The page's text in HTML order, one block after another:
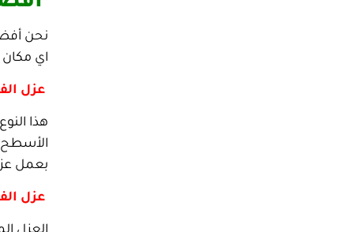
نحن
اي مكان
عزل
هذا
الأسطح
بعمل
عزل